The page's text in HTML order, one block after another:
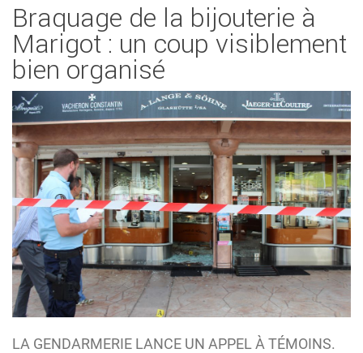
Braquage de la bijouterie à
Marigot : un coup visiblement
bien organisé
LA GENDARMERIE LANCE UN APPEL À TÉMOINS.